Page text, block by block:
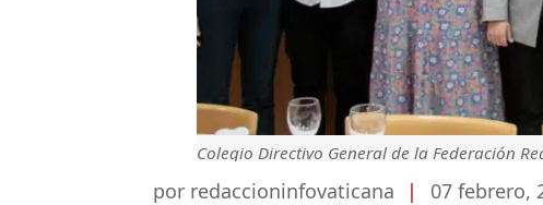
Colegio Directivo General de la Federación
por redaccioninfovaticana | 07 febrero,